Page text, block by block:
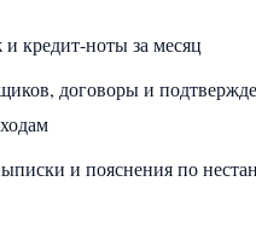
и кредит-ноты за месяц
договоры и
и пояснения по